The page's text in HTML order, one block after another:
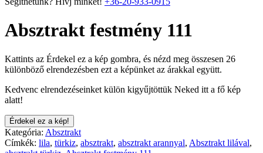
Absztrakt festmény 111
Kattints az Érdekel ez a kép gombra, és nézd meg összesen 26
különböző elrendezésben ezt a képünket az árakkal együtt.
Kedvenc elrendezéseinket külön kigyűjtöttük Neked itt a fő kép
alatt!
Érdekel ez a kép!
Kategória: Absztrakt
Címkék: lila, türkiz, absztrakt, absztrakt arannyal, Absztrakt lilával,